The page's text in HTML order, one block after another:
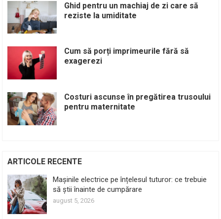
Ghid pentru un machiaj de zi care să
reziste la umiditate
Cum să porți imprimeurile fără să
exagerezi
Costuri ascunse în pregătirea trusoului
pentru maternitate
ARTICOLE RECENTE
Mașinile electrice pe înțelesul tuturor: ce trebuie
să știi înainte de cumpărare
august 5, 2026